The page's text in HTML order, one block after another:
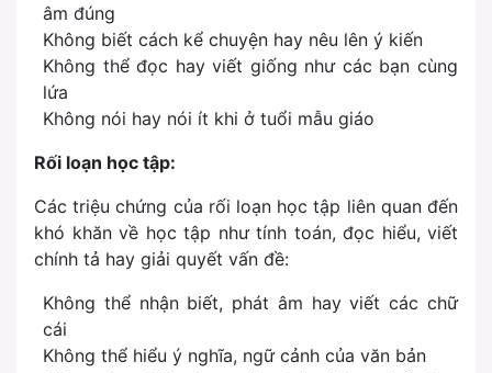
âm đúng
Không biết cách kể chuyện hay nêu lên ý kiến
Không thể đọc hay viết giống như các bạn cùng
lứa
Không nói hay nói ít khi ở tuổi mẫu giáo
Rối loạn học tập:
Các triệu chứng của rối loạn học tập liên quan đến
khó khăn về học tập như tính toán, đọc hiểu, viết
chính tả hay giải quyết vấn đề:
Không thể nhận biết, phát âm hay viết các chữ
cái
Không thể hiểu ý nghĩa, ngữ cảnh của văn bản